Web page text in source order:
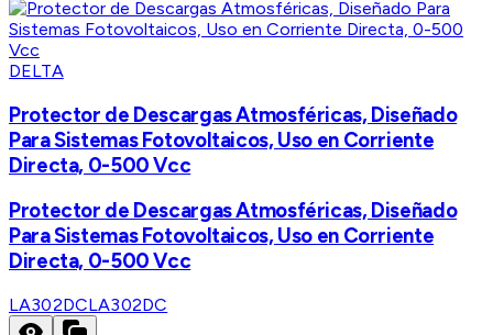
DELTA
Protector de Descargas Atmosféricas, Diseñado
Para Sistemas Fotovoltaicos, Uso en Corriente
Directa, 0-500 Vcc
Protector de Descargas Atmosféricas, Diseñado
Para Sistemas Fotovoltaicos, Uso en Corriente
Directa, 0-500 Vcc
LA302DCLA302DC